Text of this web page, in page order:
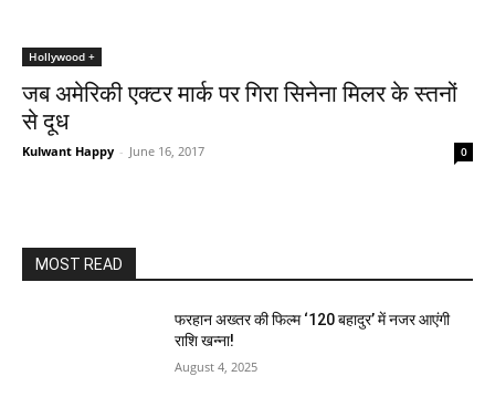
Hollywood +
जब अमेरिकी एक्‍टर मार्क पर गिरा सिनेना मिलर के स्‍तनों
से दूध
Kulwant Happy - June 16, 2017 0
MOST READ
फरहान अख्तर की फिल्म ‘120 बहादुर’ में नजर आएंगी
राशि खन्ना!
August 4, 2025